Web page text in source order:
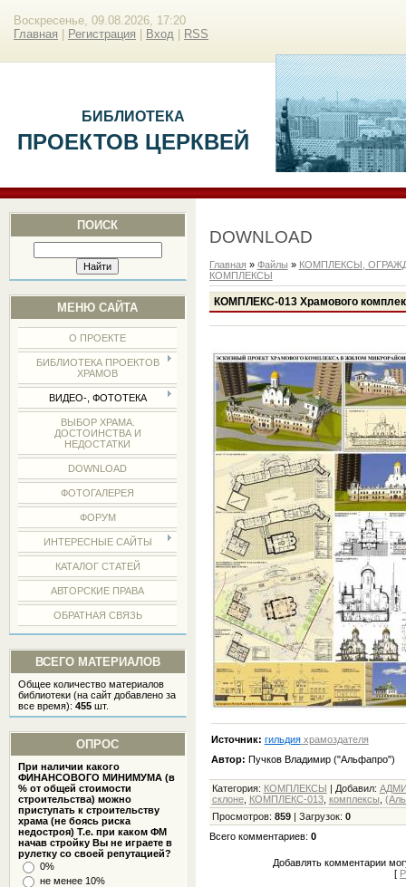
Воскресенье, 09.08.2026, 17:20
Главная
Регистрация Вход RSS
БИБЛИОТЕКА
ПРОЕКТОВ ЦЕРКВЕЙ
ПОИСК
МЕНЮ САЙТА
О ПРОЕКТЕ
БИБЛИОТЕКА ПРОЕКТОВ
ХРАМОВ
ВИДЕО-, ФОТОТЕКА
ВЫБОР ХРАМА.
ДОСТОИНСТВА И
НЕДОСТАТКИ
DOWNLOAD
ФОТОГАЛЕРЕЯ
ФОРУМ
ИНТЕРЕСНЫЕ САЙТЫ
КАТАЛОГ СТАТЕЙ
АВТОРСКИЕ ПРАВА
ОБРАТНАЯ СВЯЗЬ
ВСЕГО МАТЕРИАЛОВ
Общее количество материалов
библиотеки (на сайт добавлено за
все время):455 шт.
ОПРОС
При наличии какого
ФИНАНСОВОГО МИНИМУМА (в
% от общей стоимости
строительства) можно
приступать к строительству
храма (не боясь риска
недостроя) Т.е. при каком ФМ
начав стройку Вы не играете в
рулетку со своей репутацией?
0%
не менее 10%
DOWNLOAD
Главная » Файлы » КОМПЛЕКСЫ,
КОМПЛЕКСЫ
КОМПЛЕКС-013 Храмового
Источник: гильдияхрамоздателя
Автор: Пучков Владимир ("Альфапро")
Категория: КОМПЛЕКСЫ Добавил:
склоне, КОМПЛЕКС-013, комплексы
Просмотров: 859| Загрузок: 0
Всего комментариев: 0
Добавлять комментарии
[